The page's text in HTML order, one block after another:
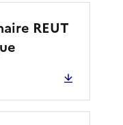
REUT